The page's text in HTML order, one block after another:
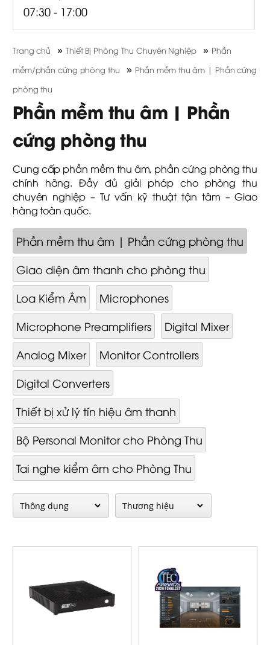
07:30 - 17:00
Trang chủ »Thiết Bị Phòng Thu Chuyên Nghiệp » Phần
mềm/phần cứng phòng thu
» Phần mềm thu âm | Phần cứng
phòng thu
Phần mềm thu âm | Phần
cứng phòng thu
Cung cấp phần mềm thu âm, phần cứng phòng thu
chính hãng. Đầy đủ giải pháp cho phòng thu
chuyên nghiệp – Tư vấn kỹ thuật tận tâm – Giao
hàng toàn quốc.
Phần mềm thu âm | Phần cứng phòng thu
Giao diện âm thanh cho phòng thu
Loa Kiểm Âm
Microphones
Microphone Preamplifiers
Digital Mixer
Analog Mixer
Monitor Controllers
Digital Converters
Thiết bị xử lý tín hiệu âm thanh
Bộ Personal Monitor cho Phòng Thu
Tai nghe kiểm âm cho Phòng Thu